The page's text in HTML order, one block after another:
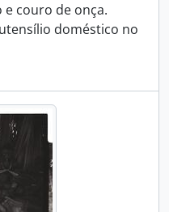
couro de onça.
doméstico no